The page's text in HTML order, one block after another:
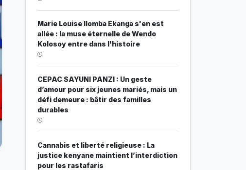
Marie Louise Ilomba Ekanga s'en est
allée : la muse éternelle de Wendo
Kolosoy entre dans l'histoire
CEPAC SAYUNI PANZI : Un geste
d’amour pour six jeunes mariés, mais un
défi demeure : bâtir des familles
durables
Cannabis et liberté religieuse : La
justice kenyane maintient l’interdiction
pour les rastafaris